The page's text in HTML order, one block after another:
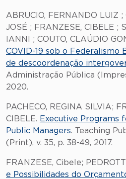
ABRUCIO, FERNANDO LUIZ ;
JOSÉ ; FRANZESE, CIBELE ;
IANNI ; COUTO, CLAÚDIO
COVID-19 sob o Federalismo
de descoordenação
Administração Pública
2020.
PACHECO, REGINA SILVIA;
CIBELE. Executive Programs
Public Managers. Teaching
(Print), v. 35, p. 38-49, 2017.
FRANZESE, Cibele;
e Possibilidades do